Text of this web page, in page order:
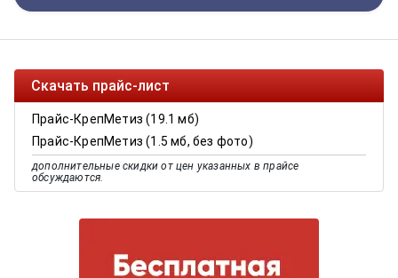
Скачать прайс-лист
Прайс-КрепМетиз (19.1 мб)
Прайс-КрепМетиз (1.5 мб, без фото)
дополнительные скидки от цен указанных в прайсе
обсуждаются.